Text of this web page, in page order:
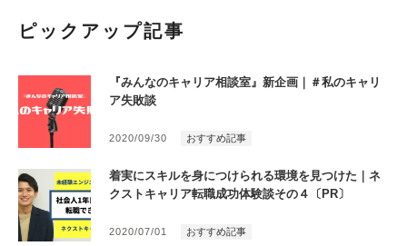
ピックアップ記事
『みんなのキャリア相談室』新企画｜＃私のキャリ
ア失敗談
2020/09/30 おすすめ記事
着実にスキルを身につけられる環境を見つけた｜ネ
クストキャリア転職成功体験談その４〔PR〕
2020/07/01 おすすめ記事